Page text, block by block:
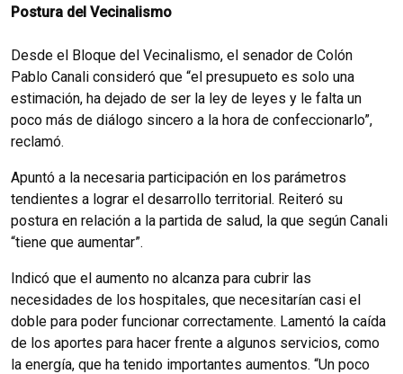
Postura del Vecinalismo
Desde el Bloque del Vecinalismo, el senador de Colón
Pablo Canali consideró que “el presupueto es solo una
estimación, ha dejado de ser la ley de leyes y le falta un
poco más de diálogo sincero a la hora de confeccionarlo”,
reclamó.
Apuntó a la necesaria participación en los parámetros
tendientes a lograr el desarrollo territorial. Reiteró su
postura en relación a la partida de salud, la que según Canali
“tiene que aumentar”.
Indicó que el aumento no alcanza para cubrir las
necesidades de los hospitales, que necesitarían casi el
doble para poder funcionar correctamente. Lamentó la caída
de los aportes para hacer frente a algunos servicios, como
la energía, que ha tenido importantes aumentos. “Un poco